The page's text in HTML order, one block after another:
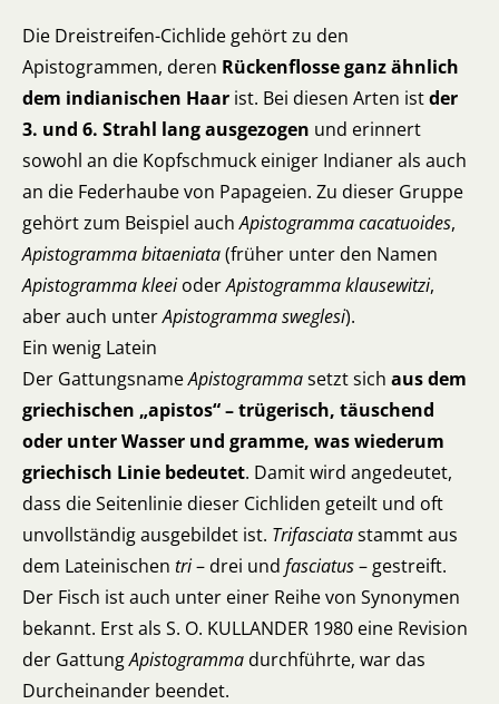
Die Dreistreifen-Cichlide gehört zu den
Apistogrammen, deren Rückenflosse ganz ähnlich
dem indianischen Haar ist. Bei diesen Arten istder
3. und 6. Strahl lang ausgezogen und erinnert
sowohl an die Kopfschmuck einiger Indianer als auch
an die Federhaube von Papageien. Zu dieser Gruppe
gehört zum Beispiel auchApistogramma cacatuoides,
Apistogramma bitaeniata(früher unter den Namen
Apistogramma kleeioderApistogramma klausewitzi,
aber auch unterApistogramma sweglesi).
Ein wenig Latein
Der GattungsnameApistogrammasetzt sich aus dem
griechischen „apistos“ – trügerisch, täuschend
oder unter Wasser und gramme, was wiederum
griechisch Linie bedeutet. Damit wird angedeutet,
dass die Seitenlinie dieser Cichliden geteilt und oft
unvollständig ausgebildet ist. Trifasciatastammt aus
dem Lateinischen tri– drei und fasciatus– gestreift.
Der Fisch ist auch unter einer Reihe von Synonymen
bekannt. Erst als S. O. KULLANDER 1980 eine Revision
der GattungApistogramma durchführte, war das
Durcheinander beendet.